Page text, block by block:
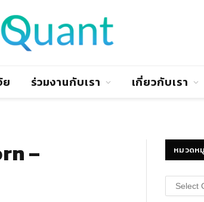
ย ร่วมงานกับเรา เกี่ยวกับเรา
–
หมวดห
หมวด
หมู่